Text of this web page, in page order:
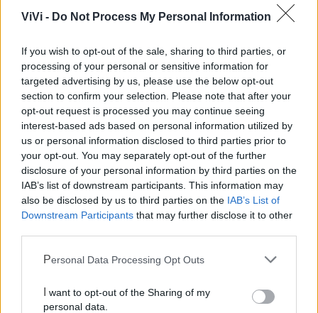
ViVi - Do Not Process My Personal Information
If you wish to opt-out of the sale, sharing to third parties, or
processing of your personal or sensitive information for
targeted advertising by us, please use the below opt-out
section to confirm your selection. Please note that after your
opt-out request is processed you may continue seeing
interest-based ads based on personal information utilized by
us or personal information disclosed to third parties prior to
your opt-out. You may separately opt-out of the further
disclosure of your personal information by third parties on the
IAB’s list of downstream participants. This information may
also be disclosed by us to third parties on the IAB’s List of
Downstream Participants that may further disclose it to other
Personal Data Processing Opt Outs
personal data.
Gli investigatori hanno immediatamente avviato i rilievi
dell'impatto e accertare le responsabilità.
Le notizie del giorno sul tuo smartphone
Ricevi gratuitamente ogni giorno le notizie della tua
città direttamente sul tuo smartphone. Scarica Telegram